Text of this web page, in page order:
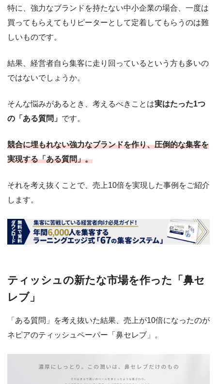
特に、強力なブランドを持たない中小企業の場合、一度は
買ってもらえてもリピーターとして定着してもらうのは難
しいものです。
結果、経営者自ら集客に走り回っているという方も多いの
ではないでしょうか。
そんな悩みがあるとき、考えるべきことは実はたった1つ
の「ある質問」 です。
競合に埋もれない強力なブランドを作り、圧倒的な集客を
実現する「ある質問」。
それを考え抜くことで、売上10倍を実現した事例をご紹介
します。
ティッシュの新たな市場を作った「鼻セ
レブ」
「ある質問」を考え抜いた結果、売上が10倍になったのが
ネピアのティッシュペーパー「鼻セレブ」。